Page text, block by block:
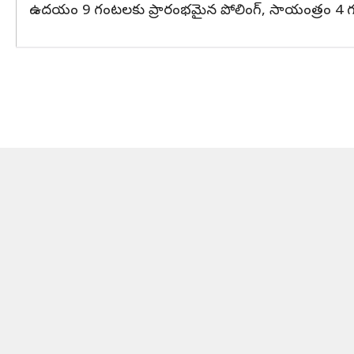
ఉదయం 9 గంటలకు ప్రారంభమైన పోలింగ్, సాయంత్రం 4